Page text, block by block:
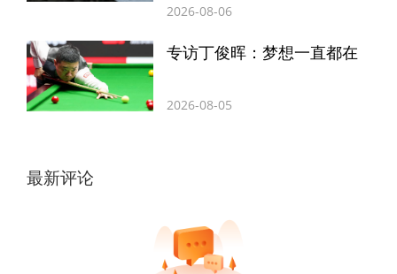
2026-08-06
专访丁俊晖：梦想一直都在
2026-08-05
最新评论